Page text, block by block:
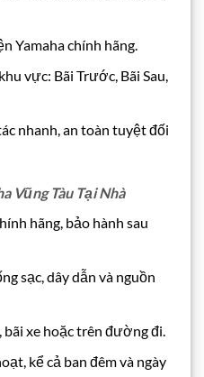
Yamaha chính hãng.
vực: Bãi Trước, Bãi Sau,
nhanh, an toàn tuyệt đối
Vũng Tàu Tại Nhà
hãng, bảo hành sau
sạc, dây dẫn và nguồn
xe hoặc trên đường đi.
kể cả ban đêm và ngày